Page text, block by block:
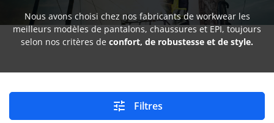
Nous avons choisi chez nos fabricants de workwear les
meilleurs modèles de pantalons, chaussures et EPI, toujours
selon nos critères de confort, de robustesse et de style.
 Filtres